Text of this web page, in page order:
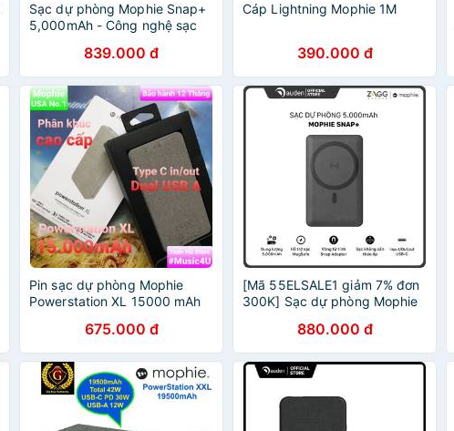
Sạc dự phòng Mophie Snap+
5,000mAh - Công nghệ sạc
hành chính hãng 24 tháng
839.000 đ
Cáp Lightning Mophie 1M
390.000 đ
Pin sạc dự phòng Mophie
Powerstation XL 15000 mAh
Iphone 7 8 X 11 12 13 Pro Max
Tuấn Hà Store
675.000 đ
[Mã 55ELSALE1 giảm 7% đơn
300K] Sạc dự phòng Mophie
chính hãng880.000 đ